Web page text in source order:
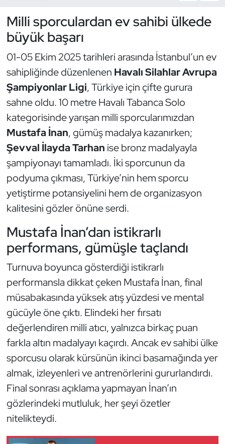
Milli sporculardan ev sahibi ülkede
büyük başarı
01-05 Ekim 2025 tarihleri arasında İstanbul’un ev
sahipliğinde düzenlenen Havalı Silahlar Avrupa
Şampiyonlar Ligi, Türkiye için çifte gurura
sahne oldu. 10 metre Havalı Tabanca Solo
kategorisinde yarışan milli sporcularımızdan
Mustafa İnan, gümüş madalya kazanırken;
Şevval İlayda Tarhan ise bronz madalyayla
şampiyonayı tamamladı. İki sporcunun da
podyuma çıkması, Türkiye’nin hem sporcu
yetiştirme potansiyelini hem de organizasyon
kalitesini gözler önüne serdi.
Mustafa İnan’dan istikrarlı
performans, gümüşle taçlandı
Turnuva boyunca gösterdiği istikrarlı
performansla dikkat çeken Mustafa İnan, final
müsabakasında yüksek atış yüzdesi ve mental
gücüyle öne çıktı. Elindeki her fırsatı
değerlendiren milli atıcı, yalnızca birkaç puan
farkla altın madalyayı kaçırdı. Ancak ev sahibi ülke
sporcusu olarak kürsünün ikinci basamağında yer
almak, izleyenleri ve antrenörlerini gururlandırdı.
Final sonrası açıklama yapmayan İnan’ın
gözlerindeki mutluluk, her şeyi özetler
nitelikteydi.
Dövüş Sanatı
E-Spor
Eskrim
Futbol
Futsal
Genel
Golf
Güreş
Halter
Hava Sporları
Hentbol
İşitme Engelli Sporcular
Judo ve Kuraş
Kano ve Rafting
Karate
Kayak